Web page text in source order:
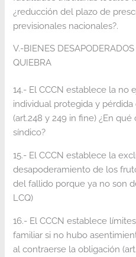
¿reducción del plazo de
previsionales nacionales?.
V.-BIENES
QUIEBRA
14.- El CCCN establece la no
individual protegida y
(art.248 y 249 in fine) ¿En
síndico?
15.- El CCCN establece la
desapoderamiento de los
del fallido porque ya no son
LCQ)
16.- El CCCN establece
familiar si no hubo
al contraerse la obligación